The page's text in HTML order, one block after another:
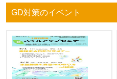
GD対策のイベント